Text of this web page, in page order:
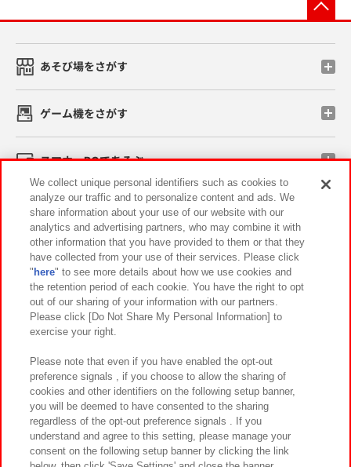
あそび場をさがす
ゲーム機をさがす
スマホ・PCであそぶ
イベント・キャンペーン
関連会社 サステナビリティ サイトポリシー
プライバシーポリシー ウェブアクセシビリティ方針と検証結果
お取引先さまとともに
カスタマーハラスメント対応方針 よくあるご質問・お問い合わせ
We collect unique personal identifiers such as cookies to
analyze our traffic and to personalize content and ads. We
share information about your use of our website with our
analytics and advertising partners, who may combine it with
other information that you have provided to them or that they
have collected from your use of their services. Please click
" here" to see more details about how we use cookies and
the retention period of each cookie. You have the right to opt
out of our sharing of your information with our partners.
Please click [Do Not Share My Personal Information] to
exercise your right.
Please note that even if you have enabled the opt-out
preference signals , if you choose to allow the sharing of
cookies and other identifiers on the following setup banner,
you will be deemed to have consented to the sharing
regardless of the opt-out preference signals . If you
understand and agree to this setting, please manage your
consent on the following setup banner by clicking the link